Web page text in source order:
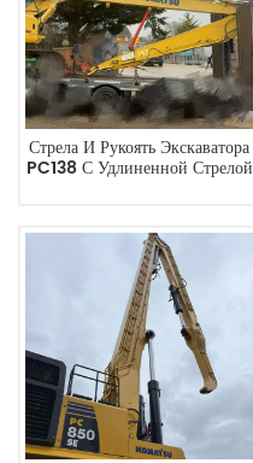
Стрела И Рукоять Экскаватора
PC138 С Удлиненной Стрелой